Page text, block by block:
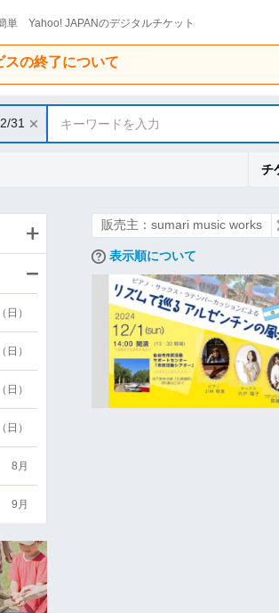
単 Yahoo! JAPANのデジタルチケット
スの終了について
31 キーワードを入力
チ
販売主：sumari music works
表示順について
）
）
）
）
8月
9月